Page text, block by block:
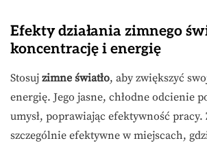
Efekty działania zimnego
koncentrację i energię
Stosuj zimne światło, aby zwiększyć
energię. Jego jasne, chłodne odcienie
umysł, poprawiając efektywność pracy.
szczególnie efektywne w miejscach,